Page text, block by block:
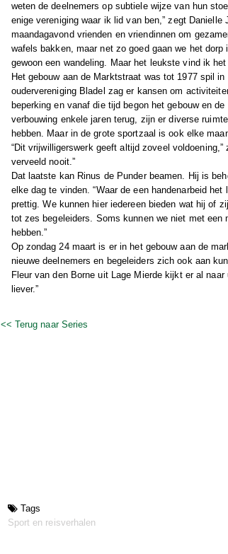
weten de deelnemers op subtiele wijze van hun
enige vereniging waar ik lid van ben,” zegt
maandagavond vrienden en vriendinnen om
wafels bakken, maar net zo goed gaan we het
gewoon een wandeling. Maar het leukste vind ik
Het gebouw aan de Marktstraat was tot 1977 spil
oudervereniging Bladel zag er kansen om
beperking en vanaf die tijd begon het gebouw en
verbouwing enkele jaren terug, zijn er diverse
hebben. Maar in de grote sportzaal is ook elke
“Dit vrijwilligerswerk geeft altijd zoveel
verveeld nooit.”
Dat laatste kan Rinus de Punder beamen. Hij is
elke dag te vinden. “Waar de een handenarbeid
prettig. We kunnen hier iedereen bieden wat hij of
tot zes begeleiders. Soms kunnen we niet met een
hebben.”
Op zondag 24 maart is er in het gebouw aan de
nieuwe deelnemers en begeleiders zich ook aan
Fleur van den Borne uit Lage Mierde kijkt er al
liever.”
<< Terug naar Series
Tags
Sport en reisverhalen